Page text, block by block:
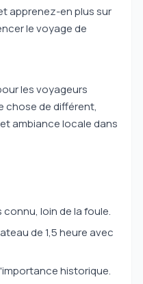
apprenez-en plus sur
le voyage de
les voyageurs
chose de différent,
ambiance locale dans
loin de la foule.
de 1,5 heure avec
historique.